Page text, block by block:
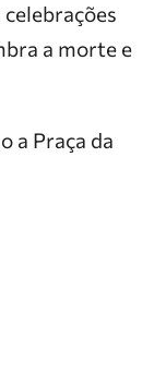
a morte e
a Praça da